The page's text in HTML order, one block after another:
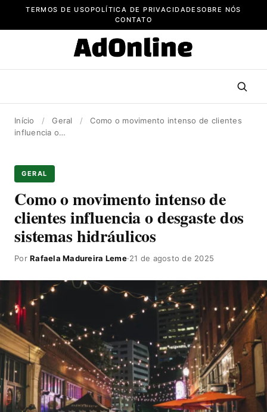
TERMOS DE USOPOLÍTICA DE PRIVACIDADE SOBRE NÓS
CONTATO
Início / Geral /
Como o movimento intenso de clientes
influencia o…
GERAL
Como o movimento intenso de
clientes influencia o desgaste dos
sistemas hidráulicos
PorRafaela Madureira Leme·21 de agosto de 2025